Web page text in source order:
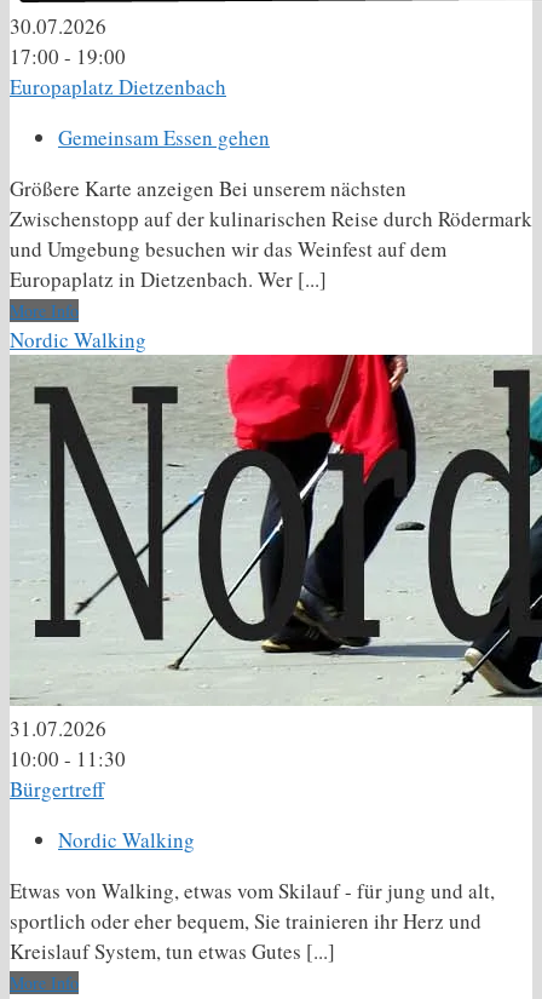
30.07.2026
17:00 - 19:00
Europaplatz Dietzenbach
Gemeinsam Essen gehen
Größere Karte anzeigen Bei unserem nächsten
Zwischenstopp auf der kulinarischen Reise durch Rödermark
und Umgebung besuchen wir das Weinfest auf dem
Europaplatz in Dietzenbach. Wer [...]
More Info
Nordic Walking
31.07.2026
10:00 - 11:30
Bürgertreff
Nordic Walking
Etwas von Walking, etwas vom Skilauf - für jung und alt,
sportlich oder eher bequem, Sie trainieren ihr Herz und
Kreislauf System, tun etwas Gutes [...]
More Info